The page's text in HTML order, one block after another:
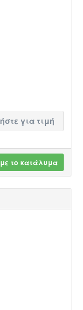
για τιμή
το κατάλυμα